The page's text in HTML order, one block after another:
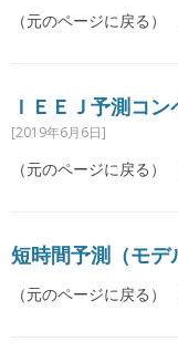
（元のページに戻る）
ＩＥＥＪ予測コ
[2019年6月6日]
（元のページに戻る）
短時間予測（モデ
（元のページに戻る）